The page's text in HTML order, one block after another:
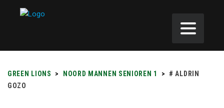
GREEN LIONS > NOORD MANNEN SENIOREN 1 > # ALDRIN
GOZO